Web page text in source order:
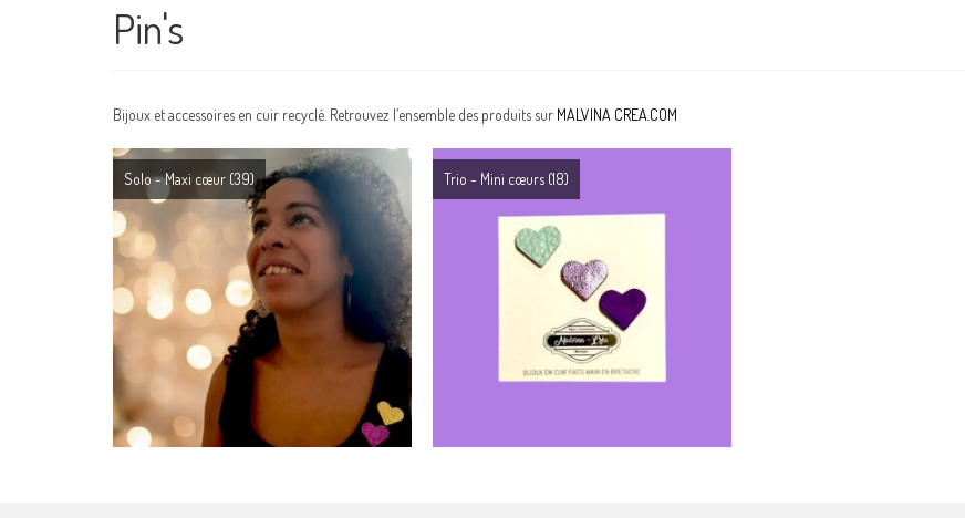
Pin's
Bijoux et accessoires en cuir recyclé. Retrouvez l’ensemble des produits sur MALVINA CREA.COM
Solo - Maxi cœur (39) Trio - Mini cœurs (18)